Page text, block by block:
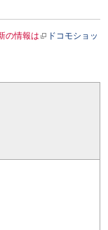
の情報は
ドコモショッ